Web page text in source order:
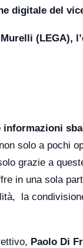
digitale del
(LEGA),
solo a pochi
grazie a
in una sola
la
Paolo Di